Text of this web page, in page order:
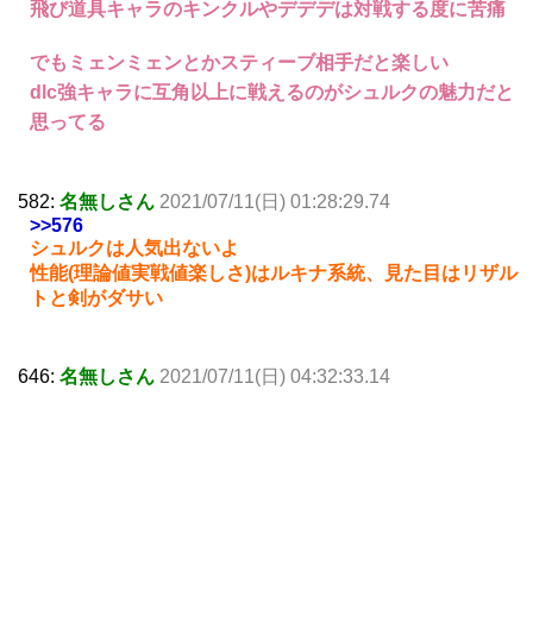
飛び道具キャラのキンクルやデデデは対戦する度に苦痛
でもミェンミェンとかスティーブ相手だと楽しい
dlc強キャラに互角以上に戦えるのがシュルクの魅力だと
思ってる
582: 名無しさん 2021/07/11(日) 01:28:29.74
>>576
シュルクは人気出ないよ
性能(理論値実戦値楽しさ)はルキナ系統、見た目はリザル
トと剣がダサい
646: 名無しさん 2021/07/11(日) 04:32:33.14